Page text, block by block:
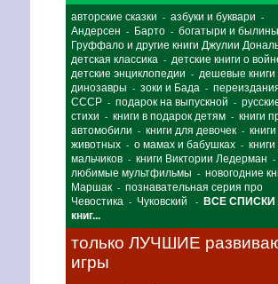
авторские сказки - азбуки и буквари -
Андерсен - Барто - богатыри и былины
Груффало и другие книги Джулии
детская классика - детские книги о
детские энциклопедии - дешевые книги
динозавры - зоки и Бада -
СССР - подарок на выпускной -
стихи - книги в подарок детям - книги
автомобили - книги для девочек -
животных - о мамах и бабушках -
мальчиков - книги Виктории Ледерман -
любимые мультфильмы - новогодние
Маршак - познавательная серия про
Чевостика - Чуковский -
ВСЕ СПИСКИ
книг...
только ЛУЧШИЕ
игры